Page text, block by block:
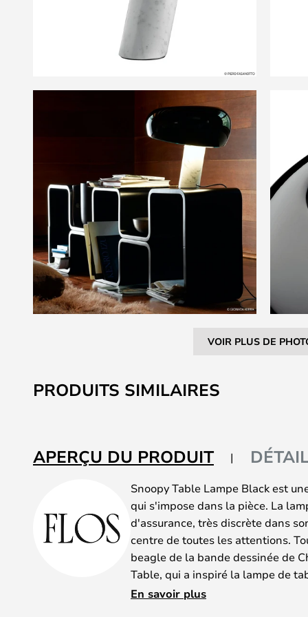
VOIR PLUS DE
to
the
the
images
PRODUITS SIMILAIRES
APERÇU DU PRODUIT
Snoopy Table Lampe Black est
qui s'impose dans la pièce. La
d'assurance, très discrète dans
centre de toutes les attentions.
beagle de la bande dessinée de
Table, qui a inspiré la lampe de
L'abat-jour en verre
En savoir plus